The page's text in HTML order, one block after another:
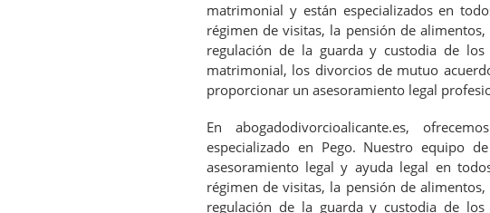
matrimonial y están especializados en
régimen de visitas, la pensión de
regulación de la guarda y custodia de
matrimonial, los divorcios de mutuo
proporcionar un asesoramiento legal
En abogadodivorcioalicante.es,
especializado en Pego. Nuestro equipo
asesoramiento legal y ayuda legal en
régimen de visitas, la pensión de
regulación de la guarda y custodia de